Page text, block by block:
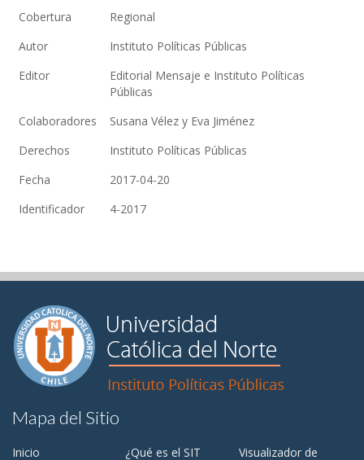
Cobertura
Regional
Autor
Instituto Políticas Públicas
Editor
Editorial Mensaje e Instituto Políticas
Públicas
Colaboradores
Susana Vélez y Eva Jiménez
Derechos
Instituto Políticas Públicas
Fecha
2017-04-20
Identificador
4-2017
Mapa del Sitio
Inicio ¿Qué es el SIT Visualizador de